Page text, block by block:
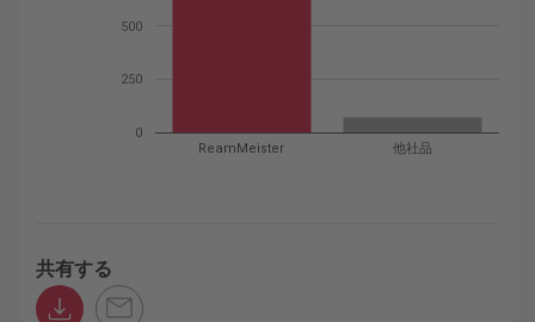
ReamMeister 他社品
0
250
500
共有する